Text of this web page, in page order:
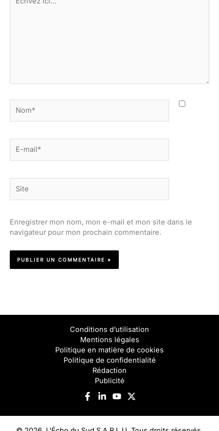
ici…
mail*
Enregistrer mon nom, mon e-mail et mon site dans le
navigateur pour mon prochain commentaire.
Conditions d’utilisation
Mentions légales
Politique en matière de cookies
Politique de confidentialité
Rédaction
Publicité